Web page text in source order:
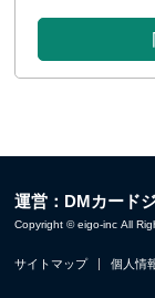
運営：DMカード
Copyright © eigo-inc All
サイトマップ 個人情